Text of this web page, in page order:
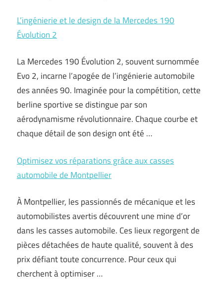
L’ingénierie et le design de la Mercedes 190
Évolution 2
La Mercedes 190 Évolution 2, souvent surnommée
Evo 2, incarne l’apogée de l’ingénierie automobile
des années 90. Imaginée pour la compétition, cette
berline sportive se distingue par son
aérodynamisme révolutionnaire. Chaque courbe et
chaque détail de son design ont été …
Optimisez vos réparations grâce aux casses
automobile de Montpellier
À Montpellier, les passionnés de mécanique et les
automobilistes avertis découvrent une mine d’or
dans les casses automobile. Ces lieux regorgent de
pièces détachées de haute qualité, souvent à des
prix défiant toute concurrence. Pour ceux qui
cherchent à optimiser …